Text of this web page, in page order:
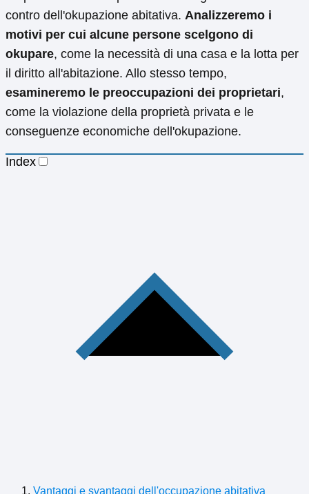
contro dell'okupazione abitativa. Analizzeremo i
motivi per cui alcune persone scelgono di
okupare, come la necessità di una casa e la lotta per
il diritto all'abitazione. Allo stesso tempo,
esamineremo le preoccupazioni dei proprietari,
come la violazione della proprietà privata e le
conseguenze economiche dell'okupazione.
Index
Vantaggi e svantaggi dell'occupazione abitativa